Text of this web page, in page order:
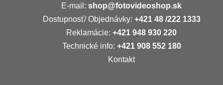
E-mail: shop@fotovideoshop.sk
Dostupnosť/ Objednávky: +421 48 /222 1333
Reklamácie: +421 948 930 220
Technické info: +421 908 552 180
Kontakt